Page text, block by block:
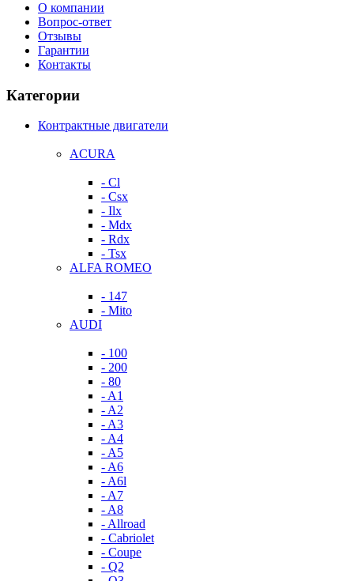
О компании
Вопрос-ответ
Отзывы
Гарантии
Контакты
Категории
Контрактные двигатели
ACURA
- Cl
- Csx
- Ilx
- Mdx
- Rdx
- Tsx
ALFA ROMEO
- 147
- Mito
AUDI
- 100
- 200
- 80
- A1
- A2
- A3
- A4
- A5
- A6
- A6l
- A7
- A8
- Allroad
- Cabriolet
- Coupe
- Q2